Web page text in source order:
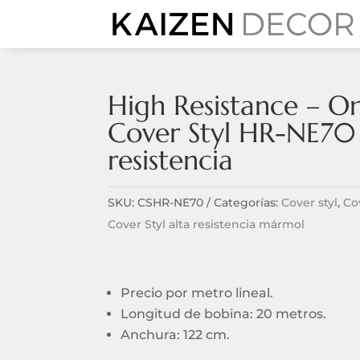
High Resistance –
Cover Styl HR-
resistencia
SKU:CSHR-NE70 Categorías:Cover styl,
Cover Styl alta resistencia mármol
Precio por metro lineal.
Longitud de bobina: 20 metros.
Anchura: 122 cm.